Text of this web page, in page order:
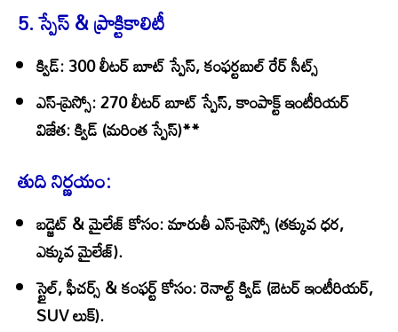
5. స్పేస్ & ప్రాక్టికాలిటీ
క్విడ్: 300 లీటర్ బూట్ స్పేస్, కంఫర్టబుల్ రేర్ సీట్స్
ఎస్-ప్రెస్సో: 270 లీటర్ బూట్ స్పేస్, కాంపాక్ట్ ఇంటీరియర్
విజేత: క్విడ్ (మరింత స్పేస్)**
తుది నిర్ణయం:
బడ్జెట్ & మైలేజ్ కోసం:మారుతీ ఎస్-ప్రెస్సో(తక్కువ ధర,
ఎక్కువ మైలేజ్).
స్టైల్, ఫీచర్స్ & కంఫర్ట్ కోసం:రెనాల్ట్ క్విడ్(బెటర్ ఇంటీరియర్,
SUV లుక్).